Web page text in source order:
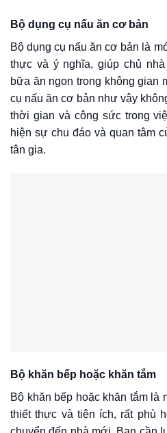
Bộ dụng cụ nấu ăn cơ bản
Bộ dụng cụ nấu ăn cơ bản là
thực và ý nghĩa, giúp chủ
bữa ăn ngon trong không gian
cụ nấu ăn cơ bản như vậy
thời gian và công sức trong
hiện sự chu đáo và quan tâm
tân gia.
Bộ khăn bếp hoặc khăn tắm
Bộ khăn bếp hoặc khăn tắm
thiết thực và tiện ích, rất phù